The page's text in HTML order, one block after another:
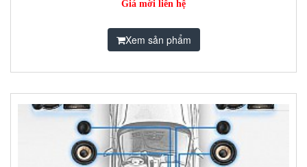
Giá mời liên hệ
Xem sản phẩm